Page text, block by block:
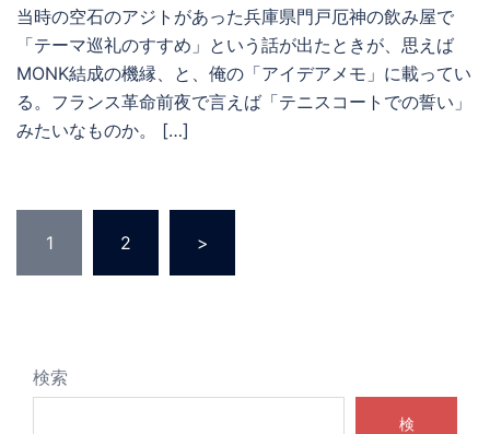
当時の空石のアジトがあった兵庫県門戸厄神の飲み屋で
「テーマ巡礼のすすめ」という話が出たときが、思えば
MONK結成の機縁、と、俺の「アイデアメモ」に載ってい
る。フランス革命前夜で言えば「テニスコートでの誓い」
みたいなものか。 […]
の
ジ
送
1 2 >
検索
検